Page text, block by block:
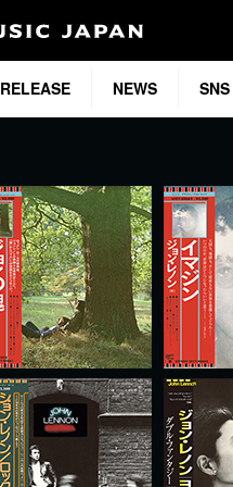
RELEASE NEWS SNS